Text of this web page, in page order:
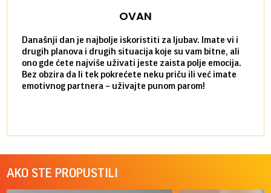
OVAN
Današnji dan je najbolje iskoristiti za ljubav. Imate vi i
drugih planova i drugih situacija koje su vam bitne, ali
ono gde ćete najviše uživati jeste zaista polje emocija.
Bez obzira da li tek pokrećete neku priču ili već imate
emotivnog partnera – uživajte punom parom!
AKO STE PROPUSTILI